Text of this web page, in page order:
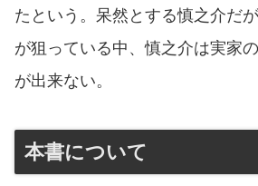
たという。呆然とする慎之介だ
が狙っている中、慎之介は実家
が出来ない。
本書について